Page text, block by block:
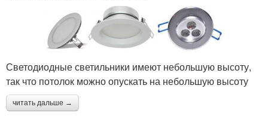
Светодиодные светильники имеют небольшую высоту,
так что потолок можно опускать на небольшую высоту
читать дальше →